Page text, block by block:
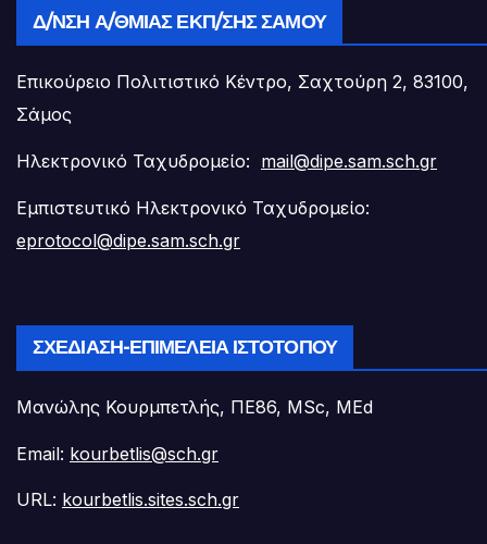
Δ/ΝΣΗ Α/ΘΜΙΑΣ ΕΚΠ/ΣΗΣ ΣΆΜΟΥ
Επικούρειο Πολιτιστικό Κέντρο, Σαχτούρη 2, 83100,
Σάμος
Ηλεκτρονικό Ταχυδρομείο: mail@dipe.sam.sch.gr
Εμπιστευτικό Ηλεκτρονικό Ταχυδρομείο:
eprotocol@dipe.sam.sch.gr
ΣΧΕΔΊΑΣΗ-ΕΠΙΜΈΛΕΙΑ ΙΣΤΟΤΌΠΟΥ
Μανώλης Κουρμπετλής, ΠΕ86, MSc, MEd
Email: kourbetlis@sch.gr
URL: kourbetlis.sites.sch.gr